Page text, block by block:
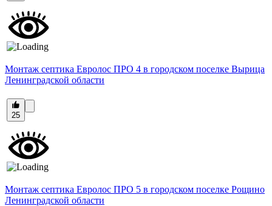
Монтаж септика Евролос ПРО 4 в городском поселке Вырица
Ленинградской области
25
Монтаж септика Евролос ПРО 5 в городском поселке Рощино
Ленинградской области